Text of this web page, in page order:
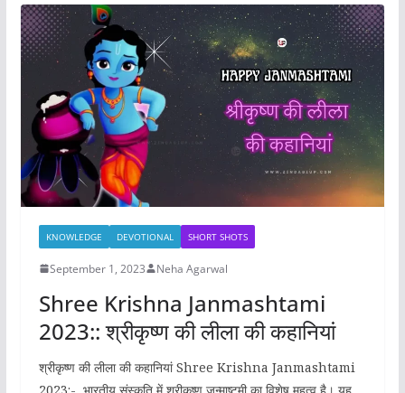
b
o
o
k
d
o
n
KNOWLEDGE DEVOTIONAL SHORT SHOTS
September 1, 2023 Neha Agarwal
Shree Krishna Janmashtami
2023:: श्रीकृष्ण की लीला की कहानियां
श्रीकृष्ण की लीला की कहानियां Shree Krishna Janmashtami
2023:- भारतीय संस्कृति में श्रीकृष्ण जन्माष्टमी का विशेष महत्व है। यह